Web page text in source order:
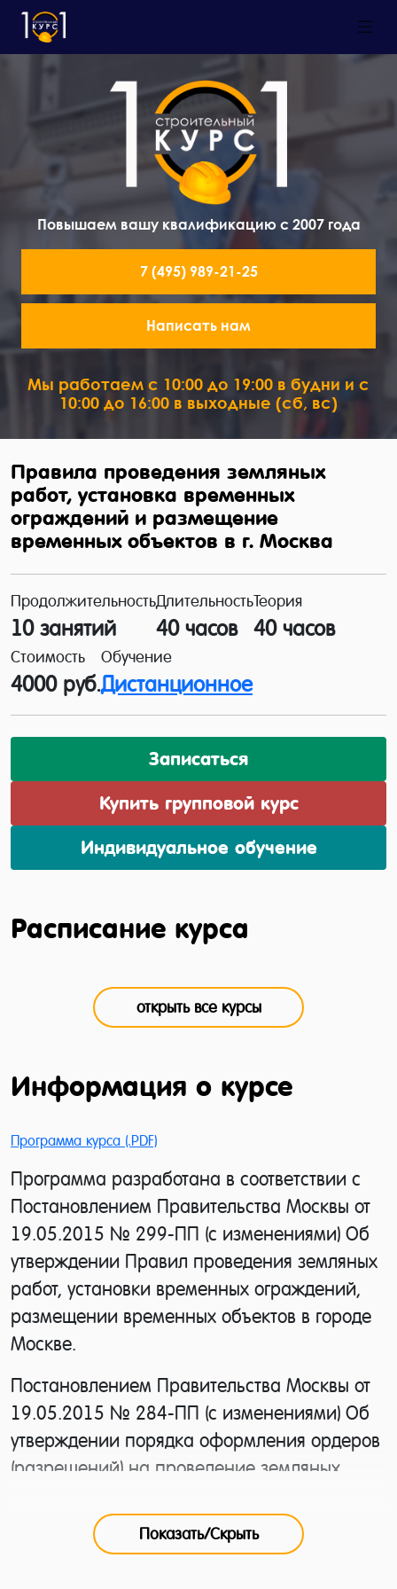
Повышаем вашу квалификацию с 2007 года
7 (495) 989-21-25
Написать нам
Мы работаем с 10:00 до 19:00 в будни и с
10:00 до 16:00 в выходные (сб, вс)
Правила проведения земляных
работ, установка временных
ограждений и размещение
временных объектов в г. Москва
Продолжительность
10 занятий
Длительность
40 часов
Теория
40 часов
Стоимость
4000 руб.
Обучение
Дистанционное
Записаться
Купить групповой курс
Индивидуальное обучение
Расписание курса
открыть все курсы
Информация о курсе
Программа курса (.PDF)
Программа разработана в соответствии с
Постановлением Правительства Москвы от
19.05.2015 № 299-ПП (с изменениями) Об
утверждении Правил проведения земляных
работ, установки временных ограждений,
размещении временных объектов в городе
Москве.
Постановлением Правительства Москвы от
19.05.2015 № 284-ПП (с изменениями) Об
утверждении порядка оформления ордеров
(разрешений) на проведение земляных
размещении временных объектов в городе
Показать/Скрыть